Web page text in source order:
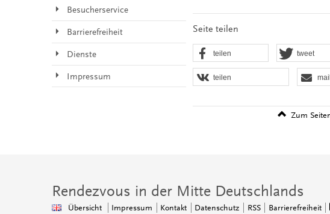
Seite teilen
teilen tweet
teilen mail
Zum
Besucherservice
Barrierefreiheit
Dienste
Impressum
Rendezvous in der Mitte Deutschlands
Übersicht Impressum Kontakt Datenschutz RSS Barrierefreiheit